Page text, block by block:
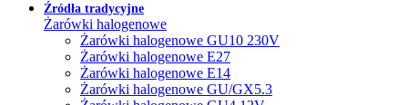
Źródła tradycyjne
Żarówki halogenowe
Żarówki halogenowe GU10 230V
Żarówki halogenowe E27
Żarówki halogenowe E14
Żarówki halogenowe GU/GX5.3